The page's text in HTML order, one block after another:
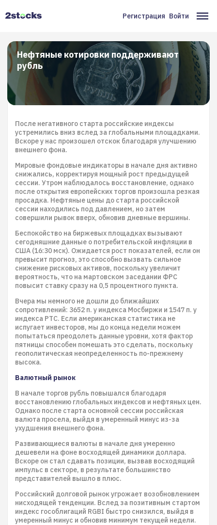
Меню
учётной
записи
пользователя
Регистрация Войти
Нефтяные котировки поддерживают
рубль
После негативного старта российские индексы
устремились вниз вслед за глобальными площадками.
Вскоре у нас произошел отскок благодаря улучшению
внешнего фона.
Мировые фондовые индикаторы в начале дня активно
снижались, корректируя мощный рост предыдущей
сессии. Утром наблюдалось восстановление, однако
после открытия европейских торгов произошла резкая
просадка. Нефтяные цены до старта российской
сессии находились под давлением, но затем
совершили рывок вверх, обновив дневные вершины.
Беспокойство на биржевых площадках вызывают
сегодняшние данные о потребительской инфляции в
США (16:30 мск). Ожидается рост показателей, если он
превысит прогноз, это способно вызвать сильное
снижение рисковых активов, поскольку увеличит
вероятность, что на мартовском заседании ФРС
повысит ставку сразу на 0,5 процентного пункта.
Вчера мы немного не дошли до ближайших
сопротивлений: 3652 п. у индекса Мосбиржи и 1547 п. у
индекса РТС. Если американская статистика не
испугает инвесторов, мы до конца недели можем
попытаться преодолеть данные уровни, хотя фактор
пятницы способен помешать это сделать, поскольку
геополитическая неопределенность по-прежнему
высока.
Валютный рынок
В начале торгов рубль повышался благодаря
восстановлению глобальных индексов и нефтяных цен.
Однако после старта основной сессии российская
валюта просела, выйдя в умеренный минус из-за
ухудшения внешнего фона.
Развивающиеся валюты в начале дня умеренно
дешевели на фоне восходящей динамики доллара.
Вскоре он стал сдавать позиции, вызвав восходящий
импульс в секторе, в результате большинство
представителей вышло в плюс.
Российский долговой рынок угрожает возобновлением
нисходящей тенденции. Вслед за позитивным стартом
индекс гособлигаций RGBI быстро снизился, выйдя в
умеренный минус и обновив минимум текущей недели.